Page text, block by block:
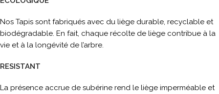
Nos Tapis sont fabriqués avec du liège durable, recyclable et
biodégradable. En fait, chaque récolte de liège contribue à la
vie et à la longévité de l’arbre.
RESISTANT
La présence accrue de subérine rend le liège imperméable et